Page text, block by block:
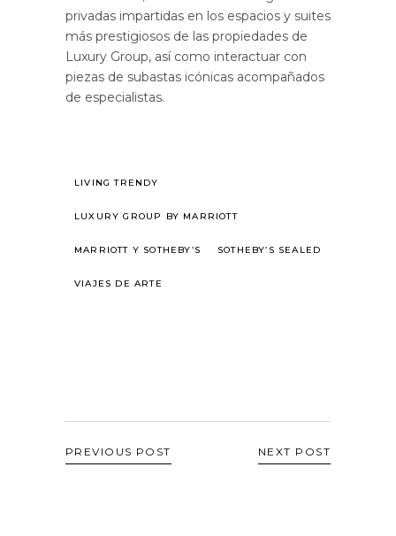
privadas impartidas en los espacios y suites
más prestigiosos de las propiedades de
Luxury Group, así como interactuar con
piezas de subastas icónicas acompañados
de especialistas.
LIVING TRENDY
LUXURY GROUP BY MARRIOTT
MARRIOTT Y SOTHEBY’S SOTHEBY’S SEALED
VIAJES DE ARTE
PREVIOUS POST NEXT POST